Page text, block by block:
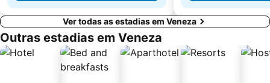
Ver todas as estadias em Veneza
Outras estadias em Veneza